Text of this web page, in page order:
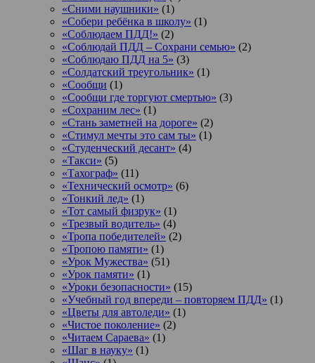
«Сними наушники» (1)
«Собери ребёнка в школу» (1)
«Соблюдаем ПДД!» (2)
«Соблюдай ПДД – Сохрани семью» (2)
«Соблюдаю ПДД на 5» (3)
«Солдатский треугольник» (1)
«Сообщи (1)
«Сообщи где торгуют смертью» (3)
«Сохраним лес» (1)
«Стань заметней на дороге» (2)
«Стимул мечты это сам ты» (1)
«Студенческий десант» (4)
«Такси» (5)
«Тахограф» (11)
«Технический осмотр» (6)
«Тонкий лед» (1)
«Тот самый физрук» (1)
«Трезвый водитель» (4)
«Тропа победителей» (2)
«Тропою памяти» (1)
«Урок Мужества» (51)
«Урок памяти» (1)
«Уроки безопасности» (15)
«Учебный год впереди – повторяем ПДД» (1)
«Цветы для автоледи» (1)
«Чистое поколение» (2)
«Читаем Сараева» (1)
«Шаг в науку» (1)